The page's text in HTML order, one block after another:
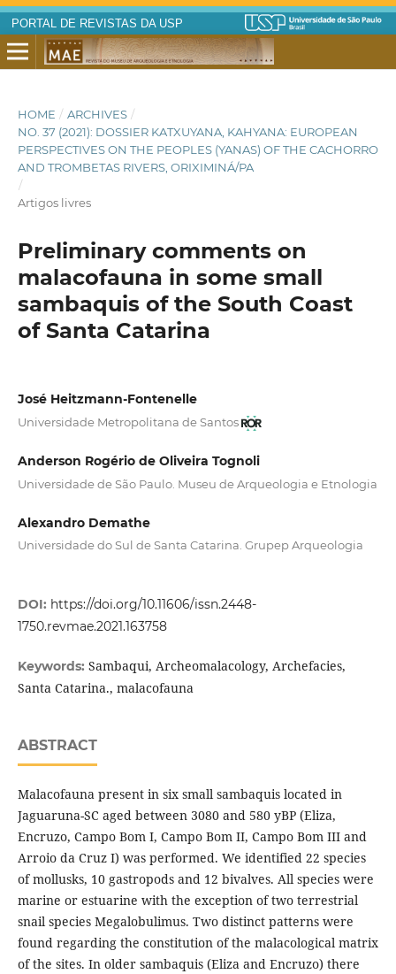
PORTAL DE REVISTAS DA USP
HOME / ARCHIVES /
NO. 37 (2021): DOSSIER KATXUYANA, KAHYANA: EUROPEAN
PERSPECTIVES ON THE PEOPLES (YANAS) OF THE CACHORRO
AND TROMBETAS RIVERS, ORIXIMINÁ/PA
/
Artigos livres
Preliminary comments on
malacofauna in some small
sambaquis of the South Coast
of Santa Catarina
José Heitzmann-Fontenelle
Universidade Metropolitana de Santos
Anderson Rogério de Oliveira Tognoli
Universidade de São Paulo. Museu de Arqueologia e Etnologia
Alexandro Demathe
Universidade do Sul de Santa Catarina. Grupep Arqueologia
DOI: https://doi.org/10.11606/issn.2448-
1750.revmae.2021.163758
Keywords: Sambaqui, Archeomalacology, Archefacies,
Santa Catarina., malacofauna
ABSTRACT
Malacofauna present in six small sambaquis located in
Jaguaruna-SC aged between 3080 and 580 yBP (Eliza,
Encruzo, Campo Bom I, Campo Bom II, Campo Bom III and
Arroio da Cruz I) was performed. We identified 22 species
of mollusks, 10 gastropods and 12 bivalves. All species were
marine or estuarine with the exception of two terrestrial
snail species Megalobulimus. Two distinct patterns were
found regarding the constitution of the malacological matrix
of the sites. In older sambaquis (Eliza and Encruzo) there